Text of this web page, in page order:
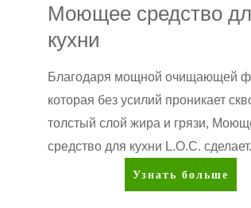
Моющее средство
кухни
Благодаря мощной очищающей
которая без усилий проникает
толстый слой жира и грязи,
средство для кухни L.O.C.
Amway
Home™
Узнать больше